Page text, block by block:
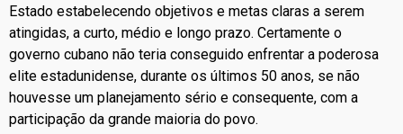
Estado estabelecendo objetivos e metas claras a serem
atingidas, a curto, médio e longo prazo. Certamente o
governo cubano não teria conseguido enfrentar a poderosa
elite estadunidense, durante os últimos 50 anos, se não
houvesse um planejamento sério e consequente, com a
participação da grande maioria do povo.